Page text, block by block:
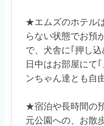
★エムズのホテル
らない状態でお預
で、犬舎に｢押し込
日中はお部屋にて
ンちゃん達とも自
★宿泊や長時間の
元公園への、お散